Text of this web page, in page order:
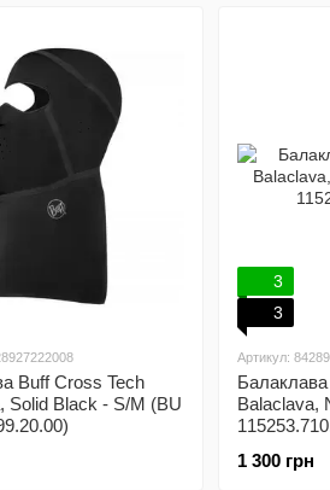
Buff Cross Tech
Solid Black - S/M (BU
3
3
Артикул:
Balaclava,
1 300 грн